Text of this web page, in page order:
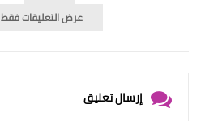
عرض التعليقات فقط
إرسال تعليق